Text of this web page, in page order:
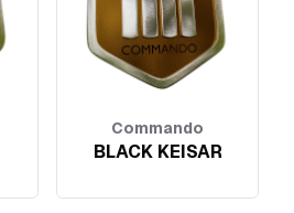
Commando
BLACK KEISAR